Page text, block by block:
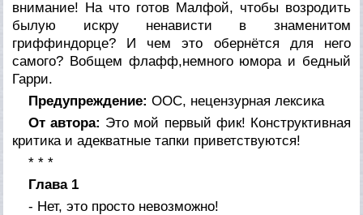
внимание! На что готов Малфой, чтобы возродить
былую искру ненависти в знаменитом
гриффиндорце? И чем это обернётся для него
самого? Вобщем флафф,немного юмора и бедный
Гарри.
Предупреждение: OOC, нецензурная лексика
От автора: Это мой первый фик! Конструктивная
критика и адекватные тапки приветствуются!
* * *
Глава 1
- Нет, это просто невозможно!